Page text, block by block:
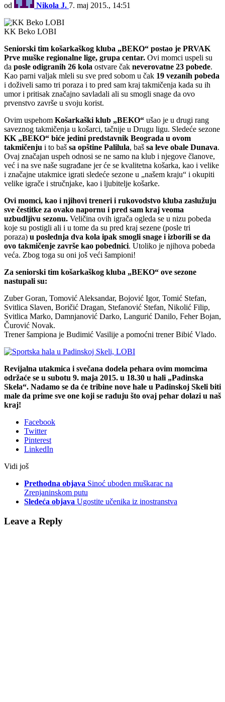
od Nikola J. 7. maj 2015., 14:51
KK Beko LOBI
Seniorski tim košarkaškog kluba „BEKO“ postao je PRVAK
Prve muške regionalne lige, grupa centar. Ovi momci uspeli su
da posle odigranih 26 kola ostvare čak neverovatne 23 pobede.
Kao parni valjak mleli su sve pred sobom u čak 19 vezanih pobeda
i doživeli samo tri poraza i to pred sam kraj takmičenja kada su ih
umor i pritisak značajno savladali ali su smogli snage da ovo
prvenstvo završe u svoju korist.
Ovim uspehom Košarkaški klub „BEKO“ ušao je u drugi rang
saveznog takmičenja u košarci, tačnije u Drugu ligu. Sledeće sezone
KK „BEKO“ biće jedini predstavnik Beograda u ovom
takmičenju i to baš sa opštine Palilula, baš sa leve obale Dunava.
Ovaj značajan uspeh odnosi se ne samo na klub i njegove članove,
već i na sve naše sugrađane jer će se kvalitetna košarka, kao i velike
i značajne utakmice igrati sledeće sezone u „našem kraju“ i okupiti
velike igrače i stručnjake, kao i ljubitelje košarke.
Ovi momci, kao i njihovi treneri i rukovodstvo kluba zaslužuju
sve čestitke za ovako napornu i pred sam kraj veoma
uzbudljivu sezonu. Veličina ovih igrača ogleda se u nizu pobeda
koje su postigli ali i u tome da su pred kraj sezene (posle tri
poraza) u poslednja dva kola ipak smogli snage i izborili se da
ovo takmičenje završe kao pobednici. Utoliko je njihova pobeda
veća. Zbog toga su oni još veći šampioni!
Za seniorski tim košarkaškog kluba „BEKO“ ove sezone
nastupali su:
Zuber Goran, Tomović Aleksandar, Bojović Igor, Tomić Stefan,
Svitlica Slaven, Boričić Dragan, Stefanović Stefan, Nikolić Filip,
Svitlica Marko, Damnjanović Darko, Langurić Danilo, Feher Bojan,
Čurović Novak.
Trener šampiona je Budimić Vasilije a pomoćni trener Bibić Vlado.
Revijalna utakmica i svečana dodela pehara ovim momcima
održaće se u subotu 9. maja 2015. u 18.30 u hali „Padinska
Skela“. Nadamo se da će tribine nove hale u Padinskoj Skeli biti
male da prime sve one koji se raduju što ovaj pehar dolazi u naš
kraj!
Facebook
Twitter
Pinterest
LinkedIn
Vidi još
Prethodna objava Sinoć uboden muškarac na
Zrenjaninskom putu
Sledeća objava Ugostite učenika iz inostranstva
Leave a Reply